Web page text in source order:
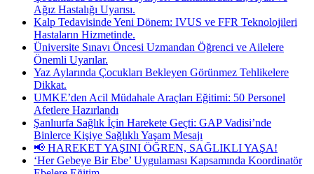
Ağız Hastalığı Uyarısı.
Kalp Tedavisinde Yeni Dönem: IVUS ve FFR Teknolojileri
Hastaların Hizmetinde.
Üniversite Sınavı Öncesi Uzmandan Öğrenci ve Ailelere
Önemli Uyarılar.
Yaz Aylarında Çocukları Bekleyen Görünmez Tehlikelere
Dikkat.
UMKE’den Acil Müdahale Araçları Eğitimi: 50 Personel
Afetlere Hazırlandı
Şanlıurfa Sağlık İçin Harekete Geçti: GAP Vadisi’nde
Binlerce Kişiye Sağlıklı Yaşam Mesajı
📢 HAREKET YAŞINI ÖĞREN, SAĞLIKLI YAŞA!
‘Her Gebeye Bir Ebe’ Uygulaması Kapsamında Koordinatör